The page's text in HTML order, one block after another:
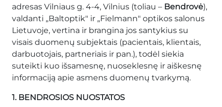
adresas Vilniaus g. 4-4, Vilnius (toliau – Bendrovė),
valdanti „Baltoptik" ir „Fielmann" optikos salonus
Lietuvoje, vertina ir brangina jos santykius su
visais duomenų subjektais (pacientais, klientais,
darbuotojais, partneriais ir pan.), todėl siekia
suteikti kuo išsamesnę, nuoseklesnę ir aiškesnę
informaciją apie asmens duomenų tvarkymą.
1. BENDROSIOS NUOSTATOS